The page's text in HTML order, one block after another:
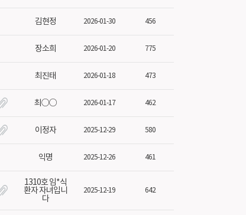
김현정 2026-01-30 456
장소희 2026-01-20 775
최진태 2026-01-18 473
최○○ 2026-01-17 462
이정자 2025-12-29 580
익명 2025-12-26 461
1310호 임*식
환자 자녀입니
다
2025-12-19 642